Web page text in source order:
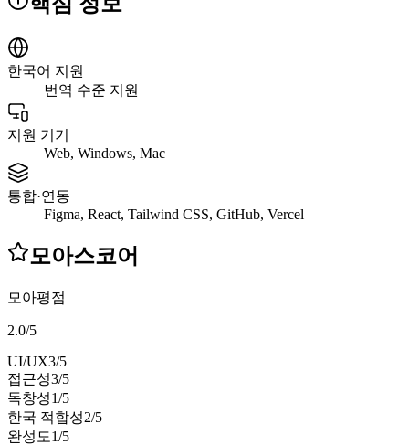
한국어 지원
번역 수준 지원
지원 기기
Web, Windows, Mac
통합·연동
Figma, React, Tailwind CSS, GitHub, Vercel
모아스코어
모아평점
2.0/5
UI/UX3/5
접근성3/5
독창성1/5
한국 적합성2/5
완성도1/5